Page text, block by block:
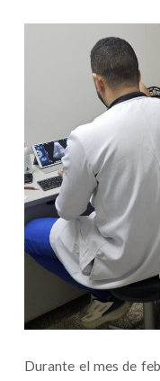
Durante el mes de